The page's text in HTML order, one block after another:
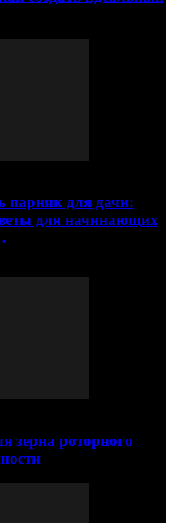
парник для дачи:
для начинающих
зерна роторного